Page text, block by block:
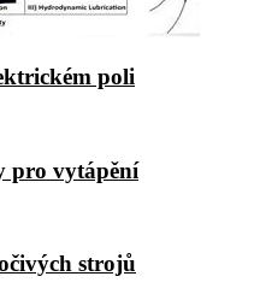
poli
pro vytápění
strojů